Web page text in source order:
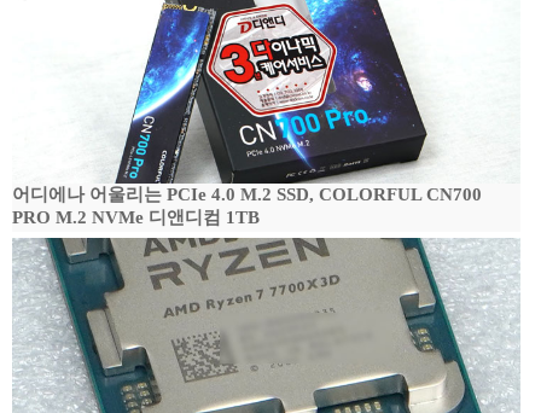
어디에나 어울리는 PCIe 4.0 M.2 SSD, COLORFUL CN700
PRO M.2 NVMe 디앤디컴 1TB